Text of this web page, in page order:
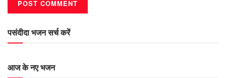
पसंदीदा भजन सर्च करें
आज के नए भजन